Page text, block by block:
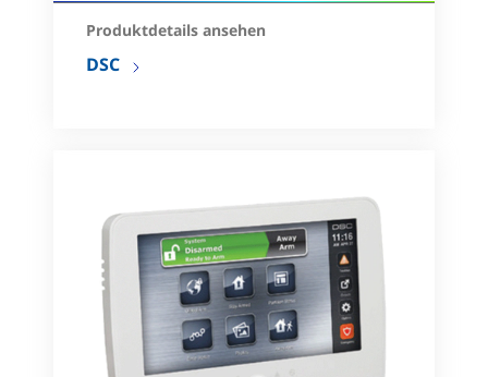
Produktdetails ansehen
DSC